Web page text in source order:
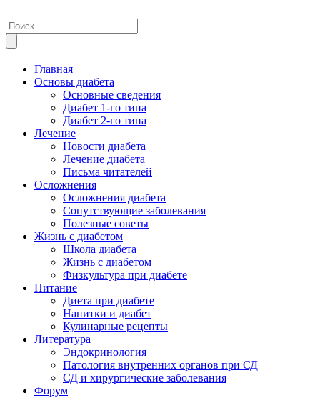
Главная
Основы диабета
Основные сведения
Диабет 1-го типа
Диабет 2-го типа
Лечение
Новости диабета
Лечение диабета
Письма читателей
Осложнения
Осложнения диабета
Сопутствующие заболевания
Полезные советы
Жизнь с диабетом
Школа диабета
Жизнь с диабетом
Физкультура при диабете
Питание
Диета при диабете
Напитки и диабет
Кулинарные рецепты
Литература
Эндокринология
Патология внутренних органов при СД
СД и хирургические заболевания
Форум